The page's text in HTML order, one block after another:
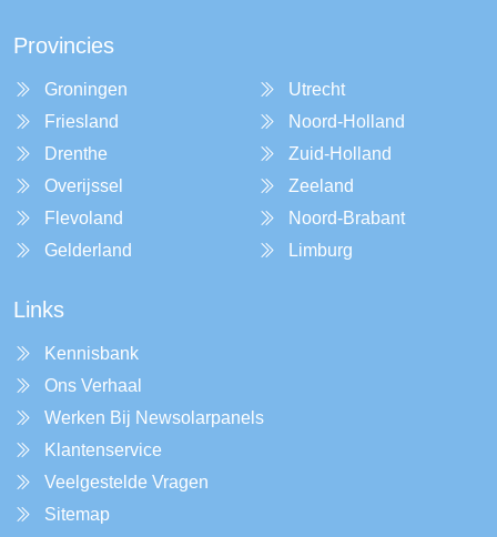
Provincies
Groningen
Friesland
Drenthe
Overijssel
Flevoland
Gelderland
Utrecht
Noord-Holland
Zuid-Holland
Zeeland
Noord-Brabant
Limburg
Links
Kennisbank
Ons Verhaal
Werken Bij Newsolarpanels
Klantenservice
Veelgestelde Vragen
Sitemap